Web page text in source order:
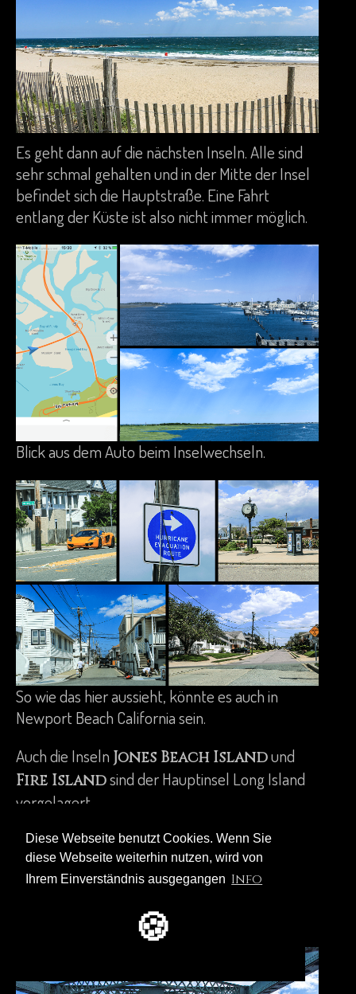
Diese Webseite benutzt Cookies. Wenn Sie
diese Webseite weiterhin nutzen, wird von
Ihrem Einverständnis ausgegangen Info
🍪
Es geht dann auf die nächsten Inseln. Alle sind
sehr schmal gehalten und in der Mitte der Insel
befindet sich die Hauptstraße. Eine Fahrt
entlang der Küste ist also nicht immer möglich.
Blick aus dem Auto beim Inselwechseln.
So wie das hier aussieht, könnte es auch in
Newport Beach California sein.
Auch die Inseln Jones Beach Islandund
Fire Islandsind der Hauptinsel Long Island
vorgelagert.
Natur und breite Strände.
Auf dem langen Weg nach Fire Island ist die
überqueren müssen.